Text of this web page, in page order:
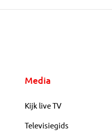
Media
Kijk live TV
Televisiegids